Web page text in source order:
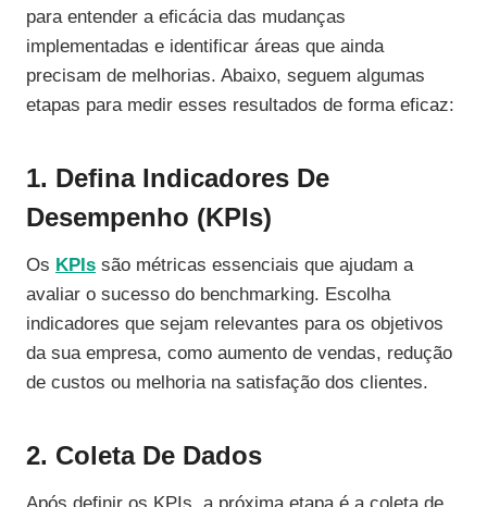
para entender a eficácia das mudanças
implementadas e identificar áreas que ainda
precisam de melhorias. Abaixo, seguem algumas
etapas para medir esses resultados de forma eficaz:
1. Defina Indicadores De
Desempenho (KPIs)
Os KPIs são métricas essenciais que ajudam a
avaliar o sucesso do benchmarking. Escolha
indicadores que sejam relevantes para os objetivos
da sua empresa, como aumento de vendas, redução
de custos ou melhoria na satisfação dos clientes.
2. Coleta De Dados